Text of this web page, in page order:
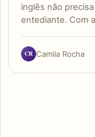
inglês não
entediante. Com
CR Camila Rocha